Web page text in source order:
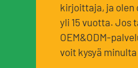
kirjoittaja, ja olen
yli 15 vuotta. Jos
OEM&ODM-
voit kysyä